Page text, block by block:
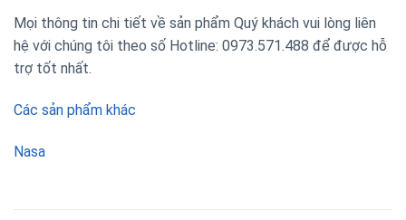
Mọi thông tin chi tiết về sản phẩm Quý khách vui lòng liên
hệ với chúng tôi theo số Hotline: 0973.571.488 để được hỗ
trợ tốt nhất.
Các sản phẩm khác
Nasa